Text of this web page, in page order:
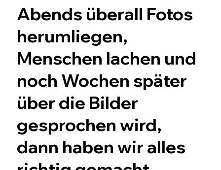
Abends überall Fotos
herumliegen,
Menschen lachen und
noch Wochen später
über die Bilder
gesprochen wird,
dann haben wir alles